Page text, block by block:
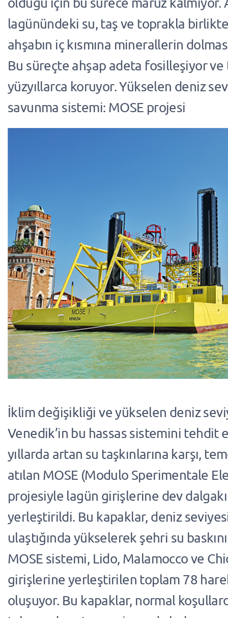
lagünündeki su, taş ve toprakla
ahşabın iç kısmına minerallerin
Bu süreçte ahşap adeta fosilleşiyor ve
yüzyıllarca koruyor. Yükselen deniz
savunma sistemi: MOSE projesi
İklim değişikliği ve yükselen deniz
Venedik’in bu hassas sistemini tehdit
yıllarda artan su taşkınlarına karşı,
atılan MOSE (Modulo Sperimentale
projesiyle lagün girişlerine dev
yerleştirildi. Bu kapaklar, deniz
ulaştığında yükselerek şehri su
MOSE sistemi, Lido, Malamocco ve
girişlerine yerleştirilen toplam 78
oluşuyor. Bu kapaklar, normal